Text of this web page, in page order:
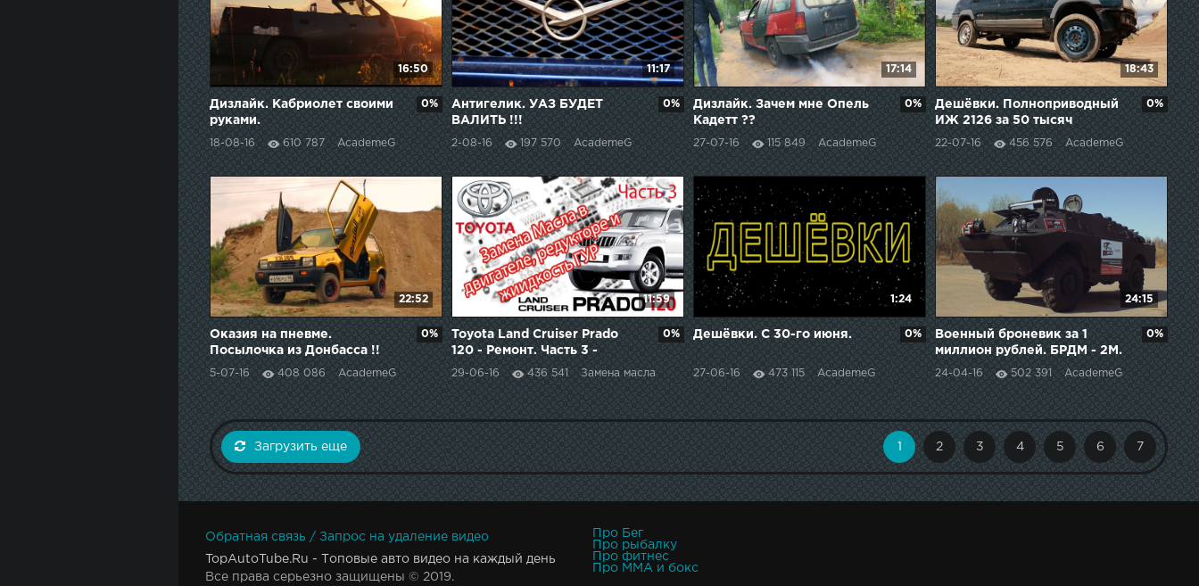
16:50
Дизлайк. Кабриолет своими
руками.
18-08-16 610 787 AcademeG
0%
11:17
Антигелик. УАЗ БУДЕТ
ВАЛИТЬ !!!
2-08-16 197 570 AcademeG
0%
17:14
Дизлайк. Зачем мне Опель
Кадетт ??
27-07-16 115 849 AcademeG
0%
18:43
Дешёвки. Полноприводный
ИЖ 2126 за 50 тысяч
рублей.
22-07-16 456 576 AcademeG
0%
22:52
Оказия на пневме.
Посылочка из Донбасса !!
5-07-16 408 086 AcademeG
0%
11:59
Toyota Land Cruiser Prado
120 - Ремонт. Часть 3 -
Замена Масла в Двигателе,
Редукторе и ГУР.
29-06-16 436 541 Замена масла
0%
1:24
Дешёвки. С 30-го июня.
27-06-16 473 115 AcademeG
0%
24:15
Военный броневик за 1
миллион рублей. БРДМ - 2М.
24-04-16 502 391 AcademeG
0%
Загрузить еще 1 2 3 4 5 6 7
Обратная связь / Запрос на удаление видео
TopAutoTube.Ru - Топовые авто видео на каждый день
Все права серьезно защищены © 2019.
Про Бег
Про рыбалку
Про фитнес
Про MMA и бокс